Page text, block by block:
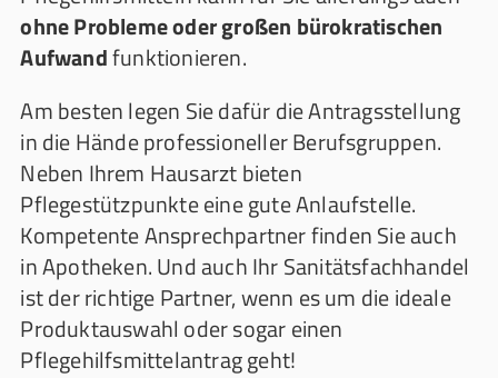
ohne Probleme oder großen bürokratischen
Aufwandfunktionieren.
Am besten legen Sie dafür die Antragsstellung
in die Hände professioneller Berufsgruppen.
Neben Ihrem Hausarzt bieten
Pflegestützpunkte eine gute Anlaufstelle.
Kompetente Ansprechpartner finden Sie auch
in Apotheken. Und auch Ihr Sanitätsfachhandel
ist der richtige Partner, wenn es um die ideale
Produktauswahl oder sogar einen
Pflegehilfsmittelantrag geht!